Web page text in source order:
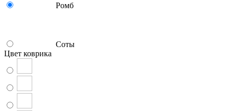
Ромб
Соты
Цвет коврика